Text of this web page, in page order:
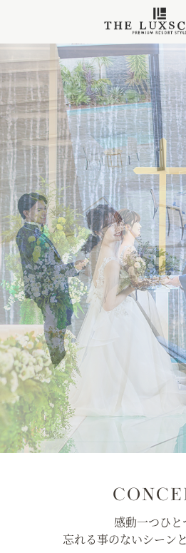
感動一つひと
忘れる事のないシーン